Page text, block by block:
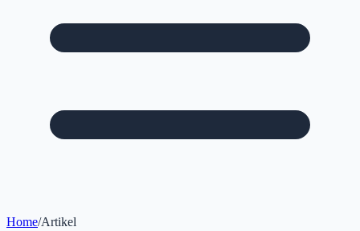
Home/Artikel